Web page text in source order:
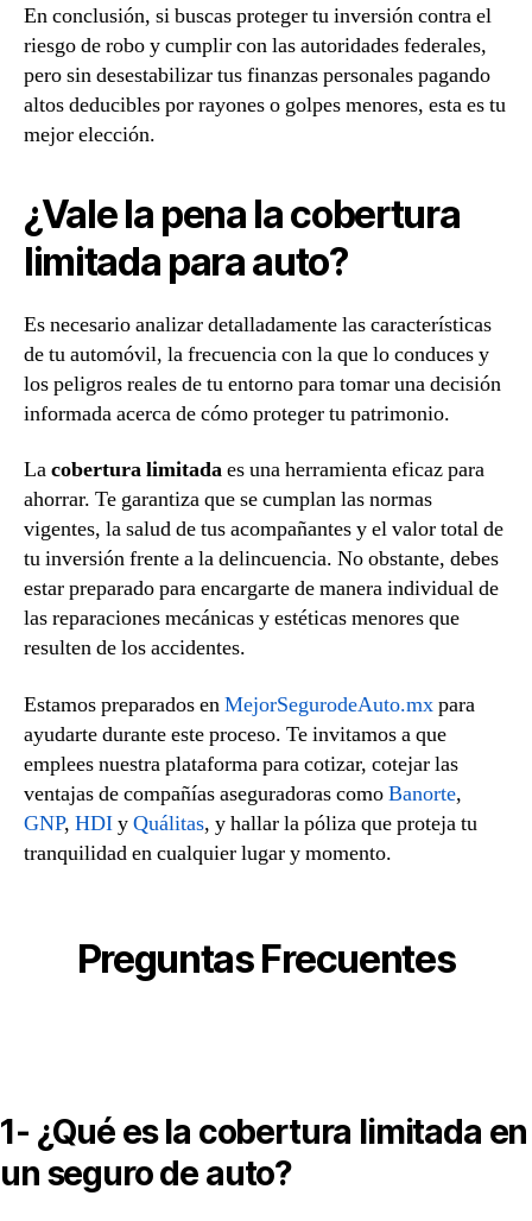
En conclusión, si buscas proteger tu inversión contra el
riesgo de robo y cumplir con las autoridades federales,
pero sin desestabilizar tus finanzas personales pagando
altos deducibles por rayones o golpes menores, esta es tu
mejor elección.
¿Vale la pena la cobertura
limitada para auto?
Es necesario analizar detalladamente las características
de tu automóvil, la frecuencia con la que lo conduces y
los peligros reales de tu entorno para tomar una decisión
informada acerca de cómo proteger tu patrimonio.
Lacobertura limitadaes una herramienta eficaz para
ahorrar. Te garantiza que se cumplan las normas
vigentes, la salud de tus acompañantes y el valor total de
tu inversión frente a la delincuencia. No obstante, debes
estar preparado para encargarte de manera individual de
las reparaciones mecánicas y estéticas menores que
resulten de los accidentes.
Estamos preparados enMejorSegurodeAuto.mxpara
ayudarte durante este proceso. Te invitamos a que
emplees nuestra plataforma para cotizar, cotejar las
ventajas de compañías aseguradoras comoBanorte,
GNP, HDIyQuálitas, y hallar la póliza que proteja tu
tranquilidad en cualquier lugar y momento.
Preguntas Frecuentes
1- ¿Qué es la cobertura limitada en
un seguro de auto?